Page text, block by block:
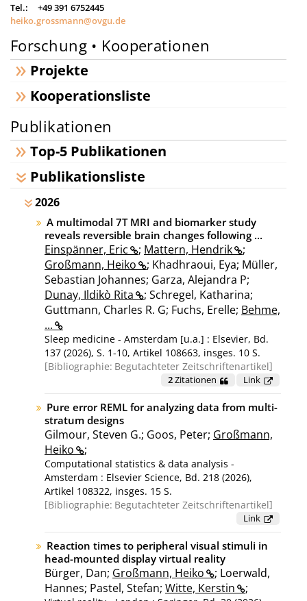
Tel.:
+49 391 6752445
heiko.grossmann@ovgu.de
Forschung • Kooperationen
Projekte
Kooperationsliste
Publikationen
Top-5 Publikationen
Publikationsliste
2026
A multimodal 7T MRI and biomarker study
reveals reversible brain changes following ...
Einspänner, Eric ; Mattern, Hendrik
;
Großmann, Heiko
; Khadhraoui, Eya; Müller,
Sebastian Johannes; Garza, Alejandra P;
Dunay, Ildikò Rita
; Schregel, Katharina;
Guttmann, Charles R. G; Fuchs, Erelle; Behme,
...
Sleep medicine - Amsterdam [u.a.] : Elsevier, Bd.
137 (2026), S. 1-10, Artikel 108663, insges. 10 S.
Bibliographie: Begutachteter Zeitschriftenartikel
Link
2Zitationen
Pure error REML for analyzing data from multi-
stratum designs
Gilmour, Steven G.; Goos, Peter; Großmann,
Heiko
;
Computational statistics & data analysis -
Amsterdam : Elsevier Science, Bd. 218 (2026),
Artikel 108322, insges. 15 S.
Bibliographie: Begutachteter Zeitschriftenartikel
Link
Reaction times to peripheral visual stimuli in
head-mounted display virtual reality
Bürger, Dan; Großmann, Heiko
; Loerwald,
Hannes; Pastel, Stefan; Witte, Kerstin ;